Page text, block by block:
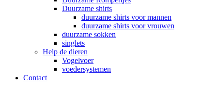
Duurzame shirts
duurzame shirts voor mannen
duurzame shirts voor vrouwen
duurzame sokken
singlets
Help de dieren
Vogelvoer
voedersystemen
Contact